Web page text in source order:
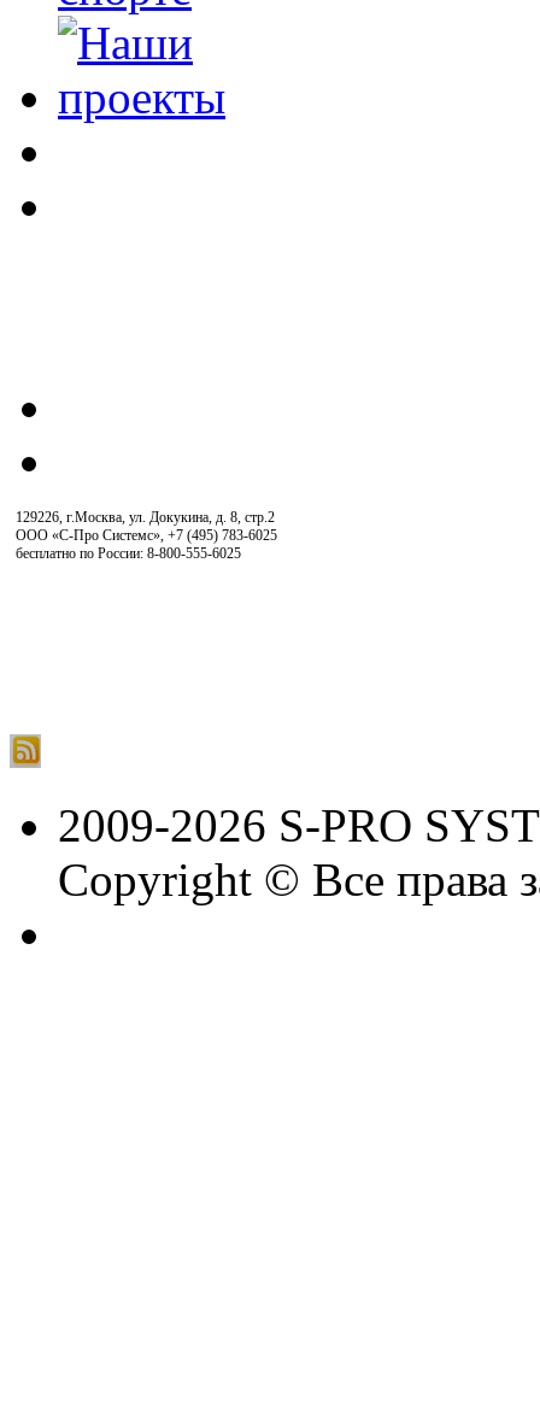
129226, г.Москва, ул. Докукина, д. 8, стр.2
ООО «С-Про Системс», +7 (495) 783-6025
бесплатно по России: 8-800-555-6025
2009-2026 S-PRO
Copyright © Все права